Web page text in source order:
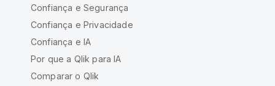
Confiança e Segurança
Confiança e Privacidade
Confiança e IA
Por que a Qlik para IA
Comparar o Qlik